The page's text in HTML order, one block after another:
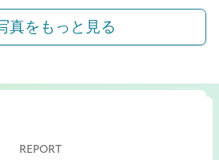
真をもっと見る
REPORT